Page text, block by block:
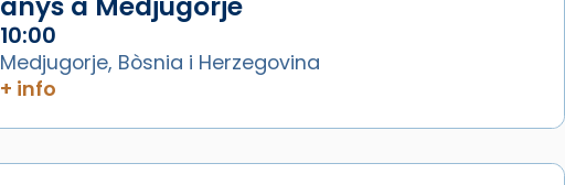
10:00
Medjugorje, Bòsnia i Herzegovina
+ info